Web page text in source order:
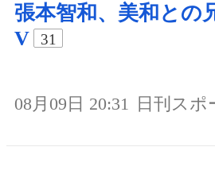
張本智和、美和との
V
31
08月09日 20:31 日刊スポ